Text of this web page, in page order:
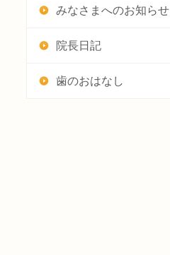
みなさまへのお知らせ
院長日記
歯のおはなし